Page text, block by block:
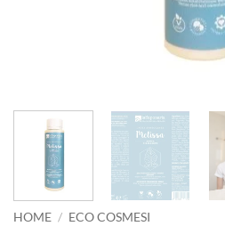
HOME / ECO COSMESI